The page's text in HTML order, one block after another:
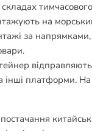
на
за
платформи.